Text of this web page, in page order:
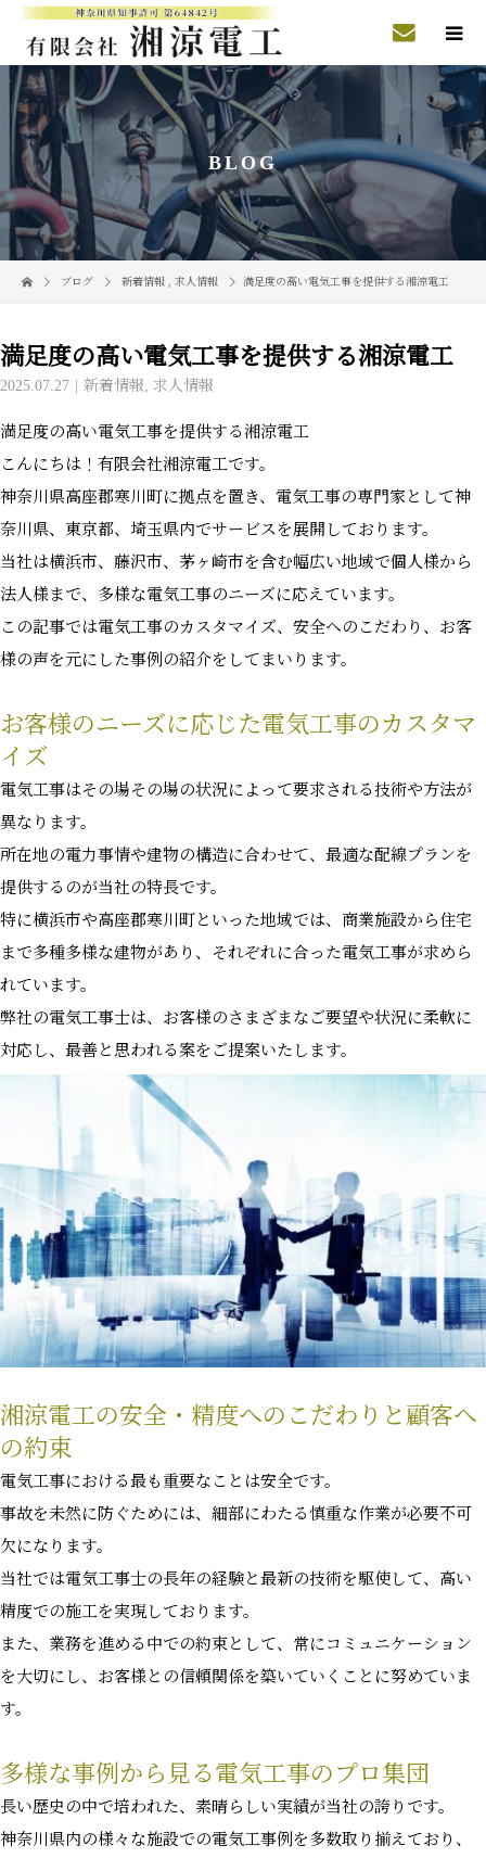
BLOG
ブログ 新着情報 求人情報 満足度の高い電気工事を提供する湘涼電工
満足度の高い電気工事を提供する湘涼電工
2025.07.27 新着情報, 求人情報
満足度の高い電気工事を提供する湘涼電工
こんにちは！有限会社湘涼電工です。
神奈川県高座郡寒川町に拠点を置き、電気工事の専門家として神
奈川県、東京都、埼玉県内でサービスを展開しております。
当社は横浜市、藤沢市、茅ヶ崎市を含む幅広い地域で個人様から
法人様まで、多様な電気工事のニーズに応えています。
この記事では電気工事のカスタマイズ、安全へのこだわり、お客
様の声を元にした事例の紹介をしてまいります。
お客様のニーズに応じた電気工事のカスタマ
イズ
電気工事はその場その場の状況によって要求される技術や方法が
異なります。
所在地の電力事情や建物の構造に合わせて、最適な配線プランを
提供するのが当社の特長です。
特に横浜市や高座郡寒川町といった地域では、商業施設から住宅
まで多種多様な建物があり、それぞれに合った電気工事が求めら
れています。
弊社の電気工事士は、お客様のさまざまなご要望や状況に柔軟に
対応し、最善と思われる案をご提案いたします。
湘涼電工の安全・精度へのこだわりと顧客へ
の約束
電気工事における最も重要なことは安全です。
事故を未然に防ぐためには、細部にわたる慎重な作業が必要不可
欠になります。
当社では電気工事士の長年の経験と最新の技術を駆使して、高い
精度での施工を実現しております。
また、業務を進める中での約束として、常にコミュニケーション
を大切にし、お客様との信頼関係を築いていくことに努めていま
す。
多様な事例から見る電気工事のプロ集団
長い歴史の中で培われた、素晴らしい実績が当社の誇りです。
神奈川県内の様々な施設での電気工事例を多数取り揃えており、